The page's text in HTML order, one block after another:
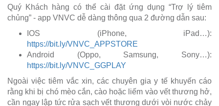
Quý Khách hàng có thể cài đặt ứng dụng “Trợ lý tiêm
chủng” - app VNVC dễ dàng thông qua 2 đường dẫn sau:
IOS (iPhone, iPad…):
https://bit.ly/VNVC_APPSTORE
Android (Oppo, Samsung, Sony…):
https://bit.ly/VNVC_GGPLAY
Ngoài việc tiêm vắc xin, các chuyên gia y tế khuyến cáo
rằng khi bị chó mèo cắn, cào hoặc liếm vào vết thương hở,
cần ngay lập tức rửa sạch vết thương dưới vòi nước chảy